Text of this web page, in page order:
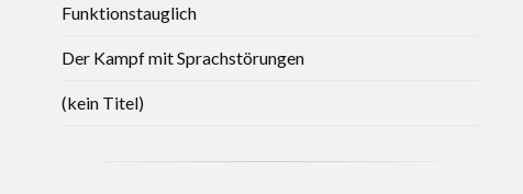
Funktionstauglich
Der Kampf mit Sprachstörungen
(kein Titel)